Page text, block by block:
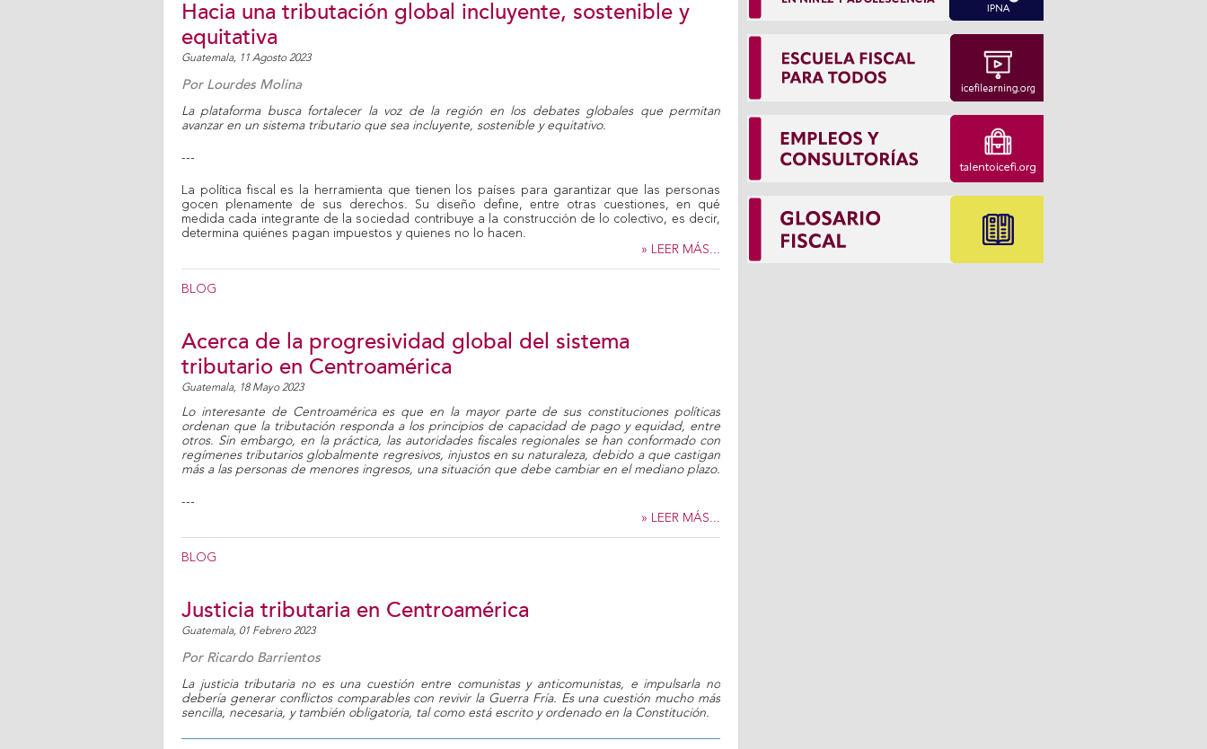
Hacia una tributación global incluyente, sostenible y
equitativa
Guatemala, 11 Agosto 2023
Por Lourdes Molina
La plataforma busca fortalecer la voz de la región en los debates globales que permitan
avanzar en un sistema tributario que sea incluyente, sostenible y equitativo.
---
La política fiscal es la herramienta que tienen los países para garantizar que las personas
gocen plenamente de sus derechos. Su diseño define, entre otras cuestiones, en qué
medida cada integrante de la sociedad contribuye a la construcción de lo colectivo, es decir,
determina quiénes pagan impuestos y quienes no lo hacen.
» LEER MÁS...
BLOG
Acerca de la progresividad global del sistema
tributario en Centroamérica
Guatemala, 18 Mayo 2023
Lo interesante de Centroamérica es que en la mayor parte de sus constituciones políticas
ordenan que la tributación responda a los principios de capacidad de pago y equidad, entre
otros. Sin embargo, en la práctica, las autoridades fiscales regionales se han conformado con
regímenes tributarios globalmente regresivos, injustos en su naturaleza, debido a que castigan
más a las personas de menores ingresos, una situación que debe cambiar en el mediano plazo.
---
» LEER MÁS...
BLOG
Justicia tributaria en Centroamérica
Guatemala, 01 Febrero 2023
Por Ricardo Barrientos
La justicia tributaria no es una cuestión entre comunistas y anticomunistas, e impulsarla no
debería generar conflictos comparables con revivir la Guerra Fría. Es una cuestión mucho más
sencilla, necesaria, y también obligatoria, tal como está escrito y ordenado en la Constitución.